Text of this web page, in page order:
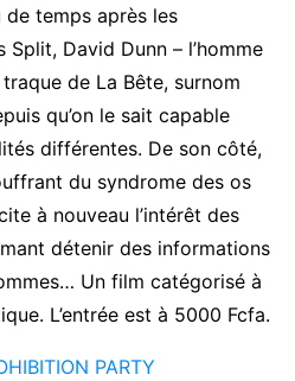
de temps après les
David Dunn – l’homme
de La Bête, surnom
qu’on le sait capable
différentes. De son côté,
du syndrome des os
à nouveau l’intérêt des
détenir des informations
Un film catégorisé à
L’entrée est à 5000 Fcfa.
PARTY